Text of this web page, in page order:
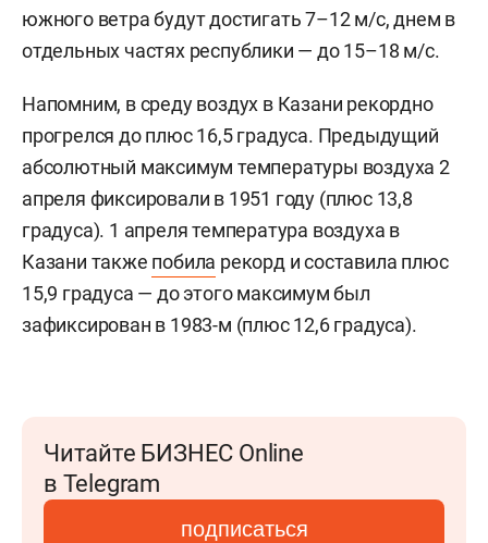
южного ветра будут достигать 7–12 м/с, днем в
отдельных частях республики — до 15–18 м/с.
Напомним, в среду воздух в Казани рекордно
прогрелся до плюс 16,5 градуса. Предыдущий
абсолютный максимум температуры воздуха 2
апреля фиксировали в 1951 году (плюс 13,8
градуса). 1 апреля температура воздуха в
Казани также побила рекорд и составила плюс
15,9 градуса — до этого максимум был
зафиксирован в 1983-м (плюс 12,6 градуса).
Читайте БИЗНЕС Online
в Telegram
подписаться